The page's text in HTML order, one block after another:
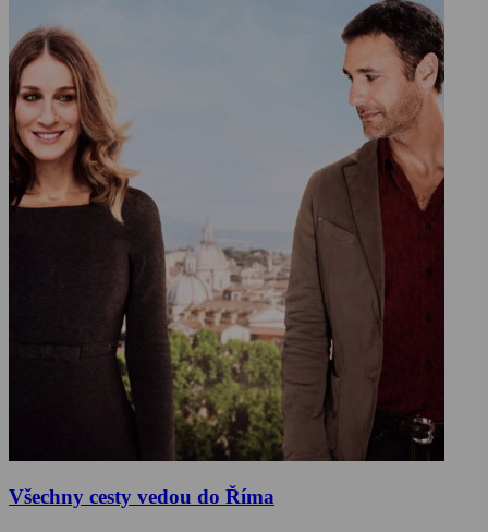
Všechny cesty vedou do Říma